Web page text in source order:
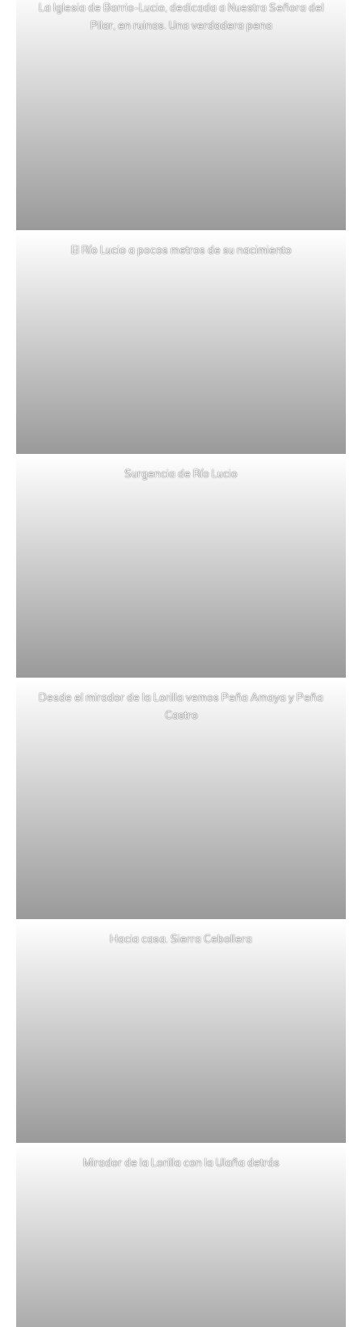
La Iglesia de Barrio-Lucio, dedicada a Nuestra Señora del
Pilar, en ruinas. Una verdadera pena
El Río Lucio a pocos metros de su nacimiento
Surgencia de Río Lucio
Desde el mirador de la Lorilla vemos Peña Amaya y Peña
Castro
Hacia casa. Sierra Cebollera
Mirador de la Lorilla con la Ulaña detrás